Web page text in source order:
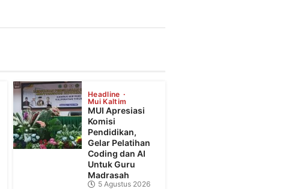
Headline
Mui Kaltim
MUI Apresiasi
Komisi
Pendidikan,
Gelar Pelatihan
Coding dan AI
Untuk Guru
Madrasah
5 Agustus 2026